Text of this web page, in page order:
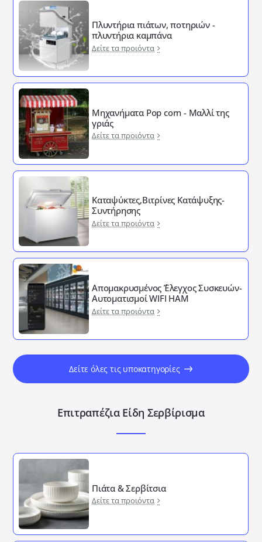
Πλυντήρια πιάτων, ποτηριών -
πλυντήρια καμπάνα
Δείτε τα προιόντα
Μηχανήματα Pop corn - Μαλλί της
γριάς
Δείτε τα προιόντα
Καταψύκτες,Βιτρίνες Κατάψυξης-
Συντήρησης
Δείτε τα προιόντα
Απομακρυσμένος ΄Έλεγχος Συσκευών-
Αυτοματισμοί WIFI HAM
Δείτε τα προιόντα
Δείτε όλες τις υποκατηγορίες
Επιτραπέζια Είδη Σερβίρισμα
Πιάτα & Σερβίτσια
Δείτε τα προιόντα